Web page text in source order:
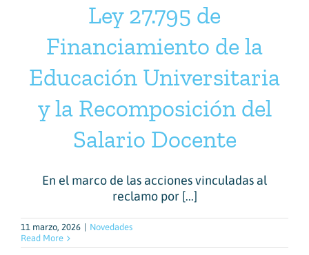
Ley 27.795 de
Financiamiento de la
Educación Universitaria
y la Recomposición del
Salario Docente
En el marco de las acciones vinculadas al
reclamo por [...]
11 marzo, 2026
Novedades
Read More